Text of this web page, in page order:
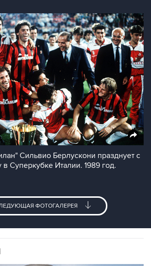
Сильвио Берлускони празднует с
Суперкубке Италии. 1989 год.
ФОТОГАЛЕРЕЯ